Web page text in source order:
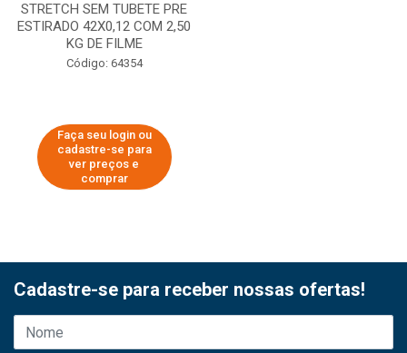
STRETCH SEM TUBETE PRE
ESTIRADO 42X0,12 COM 2,50
KG DE FILME
Código: 64354
Faça seu login ou
cadastre-se para
ver preços e
comprar
Cadastre-se para receber nossas ofertas!